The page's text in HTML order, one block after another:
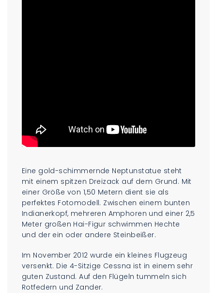
Eine gold-schimmernde Neptunstatue steht
mit einem spitzen Dreizack auf dem Grund. Mit
einer Größe von 1,50 Metern dient sie als
perfektes Fotomodell. Zwischen einem bunten
Indianerkopf, mehreren Amphoren und einer 2,5
Meter großen Hai-Figur schwimmen Hechte
und der ein oder andere Steinbeißer.
Im November 2012 wurde ein kleines Flugzeug
versenkt. Die 4-Sitzige Cessna ist in einem sehr
guten Zustand. Auf den Flügeln tummeln sich
Rotfedern und Zander.